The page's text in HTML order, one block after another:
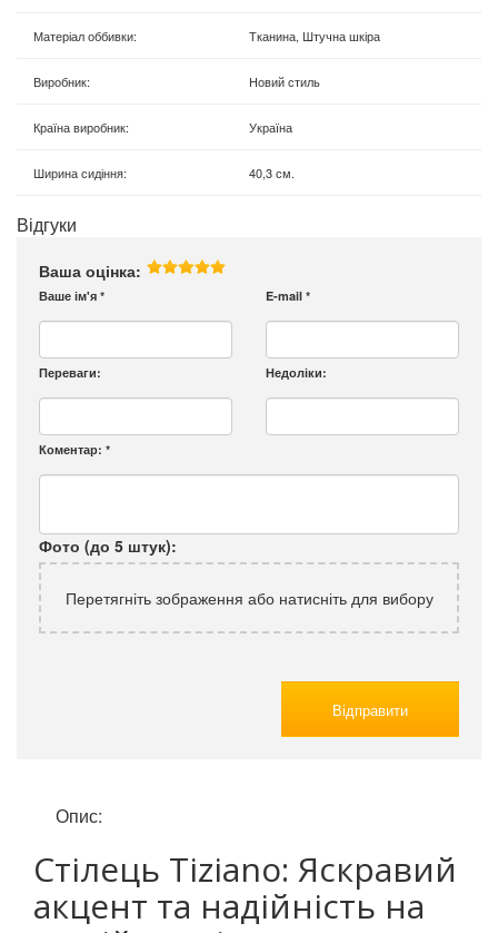
Матеріал оббивки: Тканина, Штучна шкіра
Виробник: Новий стиль
Країна виробник: Україна
Ширина сидіння: 40,3 см.
Відгуки
Ваша оцінка:
Ваше ім'я * E-mail *
Переваги: Недоліки:
Коментар: *
Фото (до 5 штук):
Перетягніть зображення або натисніть для вибору
Відправити
Опис:
Стілець Tiziano: Яскравий
акцент та надійність на